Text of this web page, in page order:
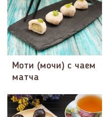
Моти (мочи) с чаем
матча